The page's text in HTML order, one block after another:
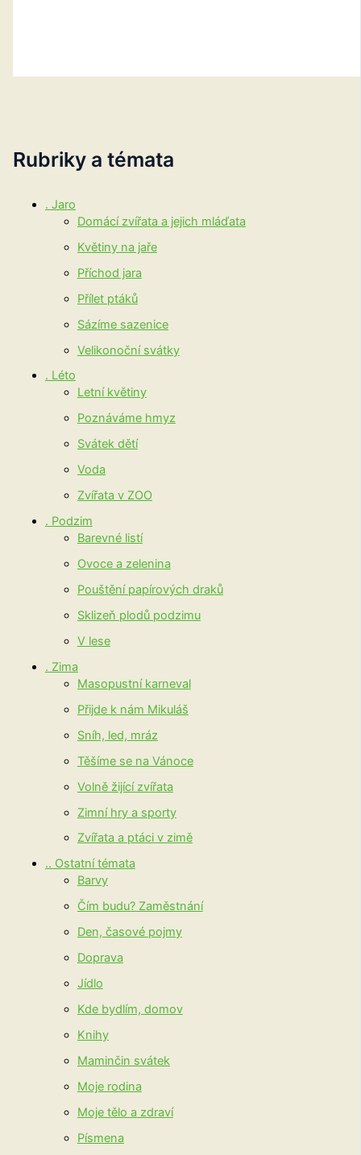
Rubriky a témata
. Jaro
Domácí zvířata a jejich mláďata
Květiny na jaře
Příchod jara
Přílet ptáků
Sázíme sazenice
Velikonoční svátky
. Léto
Letní květiny
Poznáváme hmyz
Svátek dětí
Voda
Zvířata v ZOO
. Podzim
Barevné listí
Ovoce a zelenina
Pouštění papírových draků
Sklizeň plodů podzimu
V lese
. Zima
Masopustní karneval
Přijde k nám Mikuláš
Sníh, led, mráz
Těšíme se na Vánoce
Volně žijící zvířata
Zimní hry a sporty
Zvířata a ptáci v zimě
.. Ostatní témata
Barvy
Čím budu? Zaměstnání
Den, časové pojmy
Doprava
Jídlo
Kde bydlím, domov
Knihy
Maminčin svátek
Moje rodina
Moje tělo a zdraví
Písmena